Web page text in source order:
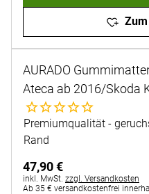
AURADO
Ateca ab 2016/Skoda
Noch keine Bewertungen
Premiumqualität -
Rand
47,90€
Steuerhinweis:
inkl. MwSt. zzgl. Versandkosten
Ab 35 € versandkostenfrei